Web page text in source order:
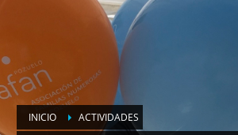
INICIO
ACTIVIDADES